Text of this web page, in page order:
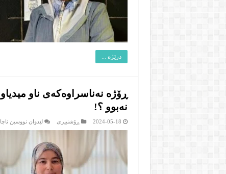
درێژە ...
نه‌بوو ؟!
2024-05-18 ڕۆشنبیرى لێدوان نووسین